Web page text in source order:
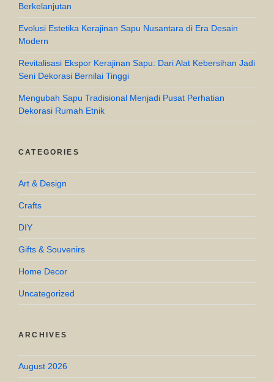
Berkelanjutan
Evolusi Estetika Kerajinan Sapu Nusantara di Era Desain
Modern
Revitalisasi Ekspor Kerajinan Sapu: Dari Alat Kebersihan Jadi
Seni Dekorasi Bernilai Tinggi
Mengubah Sapu Tradisional Menjadi Pusat Perhatian
Dekorasi Rumah Etnik
CATEGORIES
Art & Design
Crafts
DIY
Gifts & Souvenirs
Home Decor
Uncategorized
ARCHIVES
August 2026